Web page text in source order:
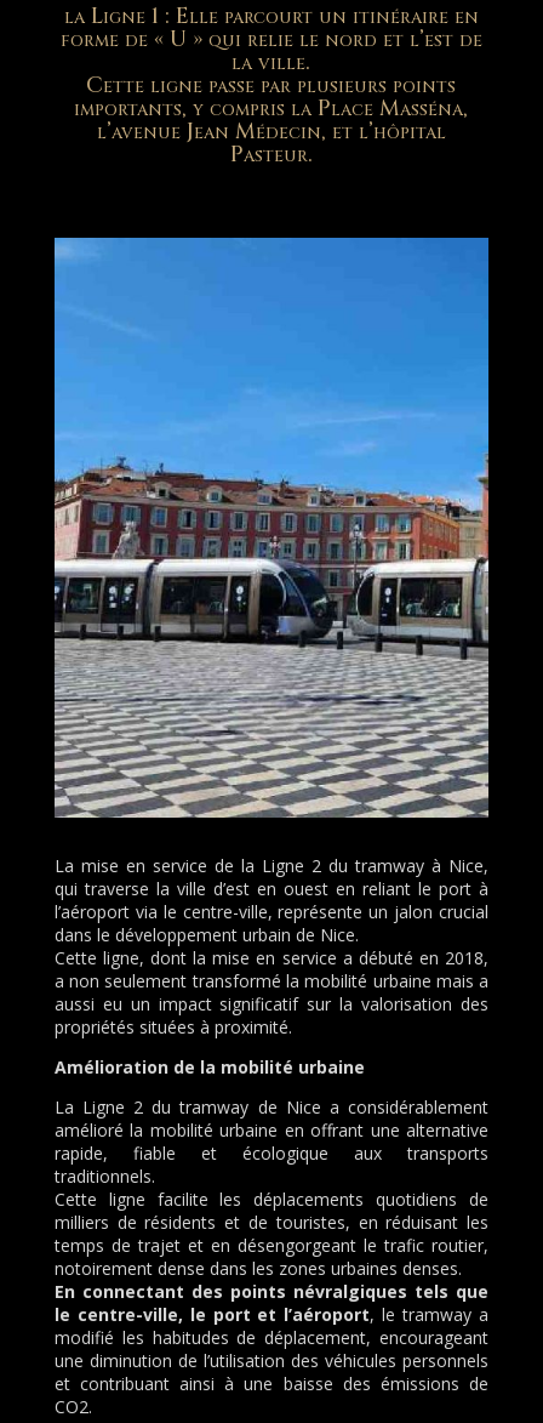
la Ligne 1 : Elle parcourt un itinéraire en
forme de « U » qui relie le nord et l’est de
la ville.
Cette ligne passe par plusieurs points
importants, y compris la Place Masséna,
l’avenue Jean Médecin, et l’hôpital
Pasteur.
La mise en service de la Ligne 2 du tramway à Nice,
qui traverse la ville d’est en ouest en reliant le port à
l’aéroport via le centre-ville, représente un jalon crucial
dans le développement urbain de Nice.
Cette ligne, dont la mise en service a débuté en 2018,
a non seulement transformé la mobilité urbaine mais a
aussi eu un impact significatif sur la valorisation des
propriétés situées à proximité.
Amélioration de la mobilité urbaine
La Ligne 2 du tramway de Nice a considérablement
amélioré la mobilité urbaine en offrant une alternative
rapide, fiable et écologique aux transports
traditionnels.
Cette ligne facilite les déplacements quotidiens de
milliers de résidents et de touristes, en réduisant les
temps de trajet et en désengorgeant le trafic routier,
notoirement dense dans les zones urbaines denses.
En connectant des points névralgiques tels que
le centre-ville, le port et l’aéroport, le tramway a
modifié les habitudes de déplacement, encourageant
une diminution de l’utilisation des véhicules personnels
et contribuant ainsi à une baisse des émissions de
CO2.